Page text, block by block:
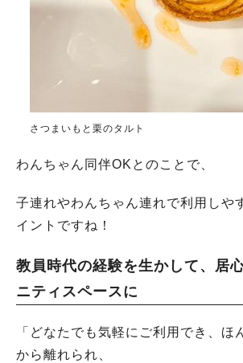
さつまいもと栗のタルト
わんちゃん同伴OKとのことで、
子連れやわんちゃん連れで利用しや
イントですね！
教員時代の経験を生かして、居
ニティスペースに
「どなたでも気軽にご利用でき、ほ
から離れられ、